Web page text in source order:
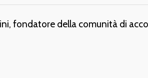
fondatore della comunità di